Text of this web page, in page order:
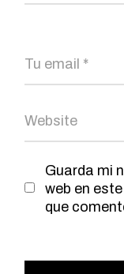
Guarda mi
web en
que